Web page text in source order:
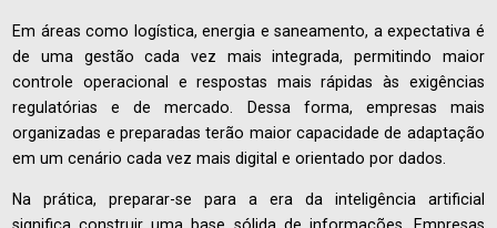
Em áreas como logística, energia e saneamento, a expectativa é
de uma gestão cada vez mais integrada, permitindo maior
controle operacional e respostas mais rápidas às exigências
regulatórias e de mercado. Dessa forma, empresas mais
organizadas e preparadas terão maior capacidade de adaptação
em um cenário cada vez mais digital e orientado por dados.
Na prática, preparar-se para a era da inteligência artificial